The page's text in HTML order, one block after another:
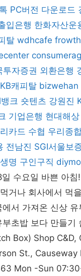
PC버전 다운로드
입은행 한화자산운
탈 wdhcafe frowth
투자증권 외환은행
KB캐피탈 bizwehan
크 숏텐츠 강원진
기업은행 현대해상
카드 수협 우리종
전남진 SGI서울보
명 구인구직
수요일 바쁜 아침
거나 회사에서 먹
서 가져온 신상 유
초밥 보다 만들기
Box) Shop C&D,
St., Causeway
Mon -Sun